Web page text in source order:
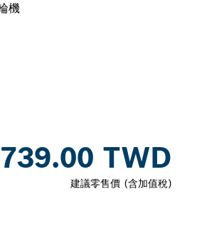
機
739.00 TWD
建議零售價 (含加值稅)